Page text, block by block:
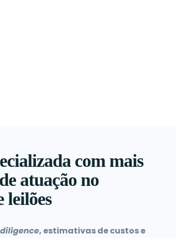
com mais
atuação no
leilões
, estimativas de custos e